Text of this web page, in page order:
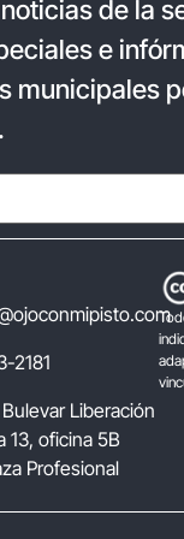
de la
e
municipales
2181
Liberación
13, oficina 5B
Profesional